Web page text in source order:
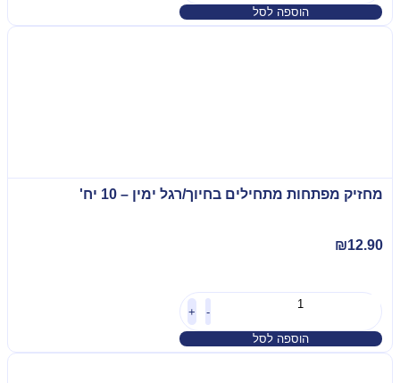
הוספה לסל
מחזיק מפתחות מתחילים בחיוך/רגל ימין – 10 יח'
₪12.90
-
+
הוספה לסל